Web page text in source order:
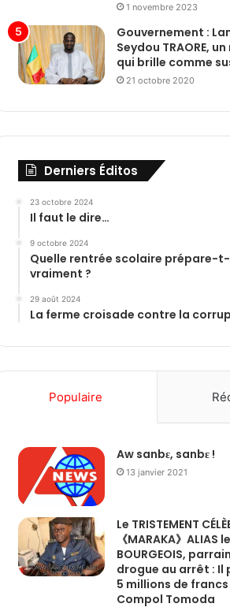
1 novembre 2023
Gouvernement :
Seydou TRAORE,
qui brille comme
21 octobre 2020
Derniers Éditos
23 octobre 2024
Il faut le dire…
9 octobre 2024
Quelle rentrée scolaire prépare-
vraiment ?
29 août 2024
La ferme croisade contre la
Populaire
Aw sanbɛ, sanbɛ !
13 janvier 2021
Le TRISTEMENT
《MARAKA》ALIAS le
BOURGEOIS,
drogue au arrêt : Il
5 millions de francs
Compol Tomoda